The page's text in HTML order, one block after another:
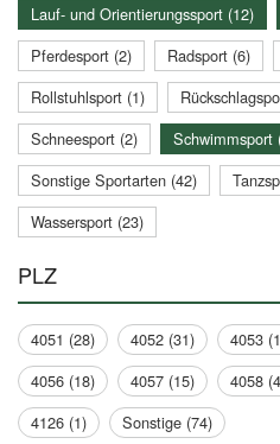
Lauf- und Orientierungssport (12)
Pferdesport (2)
Radsport (6)
Rollstuhlsport (1)
Schneesport (2)
Schwimmsport
Sonstige Sportarten (42)
Wassersport (23)
PLZ
4051 (28) 4052 (31) 4053
4056 (18)
4057 (15) 4058
4126 (1)
Sonstige (74)